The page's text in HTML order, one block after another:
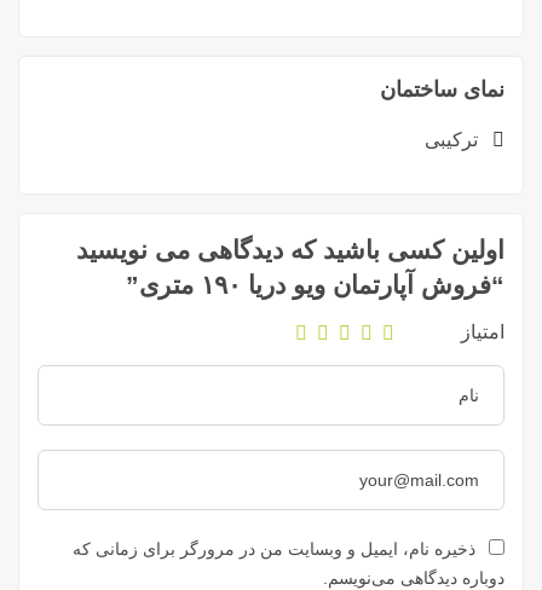
نمای ساختمان
ترکیبی
اولین کسی باشید که دیدگاهی می نویسید
“فروش آپارتمان ویو دریا ۱۹۰ متری”
امتیاز
ذخیره نام، ایمیل و وبسایت من در مرورگر برای زمانی که
دوباره دیدگاهی می‌نویسم.